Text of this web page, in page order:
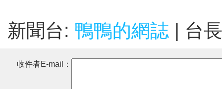
新聞台: 鴨鴨的網誌 | 台
收件者E-mail：